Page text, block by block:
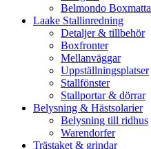
Belmondo Boxmatta
Laake Stallinredning
Detaljer & tillbehör
Boxfronter
Mellanväggar
Uppställningsplatser
Stallfönster
Stallportar & dörrar
Belysning & Hästsolarier
Belysning till ridhus
Warendorfer
Trästaket & grindar